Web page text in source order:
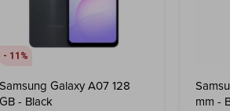
11
Samsung Galaxy A07 128
GB - Black
mm -